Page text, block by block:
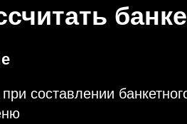
при составлении